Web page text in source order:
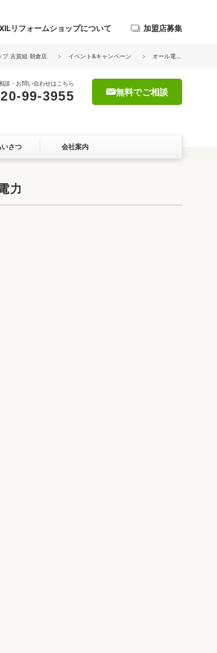
屋根・外壁
リフォームショップについて
らしをつくる、価値・性能向上
加盟店募集
プ 古賀組 朝倉店 イベント&キャンペーン オール電化をお考えの方必見！お得なキャンペーン開催！ 主催：九州電力
談・お問い合わせはこちら
99-3955 無料でご相談
いさつ 会社案内
力